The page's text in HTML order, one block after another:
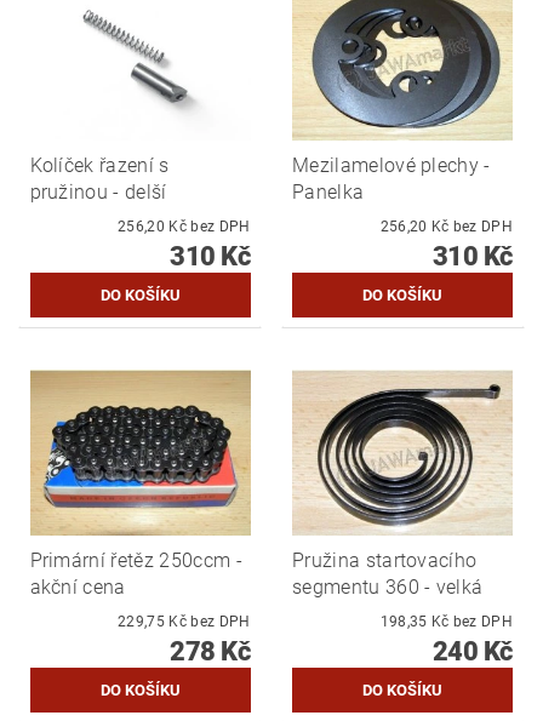
Kolíček řazení s
pružinou - delší
256,20 Kč bez DPH
310 Kč
Mezilamelové plechy -
Panelka
256,20 Kč bez DPH
310 Kč
Primární řetěz 250ccm -
akční cena
229,75 Kč bez DPH
278 Kč
Pružina startovacího
segmentu 360 - velká
198,35 Kč bez DPH
240 Kč